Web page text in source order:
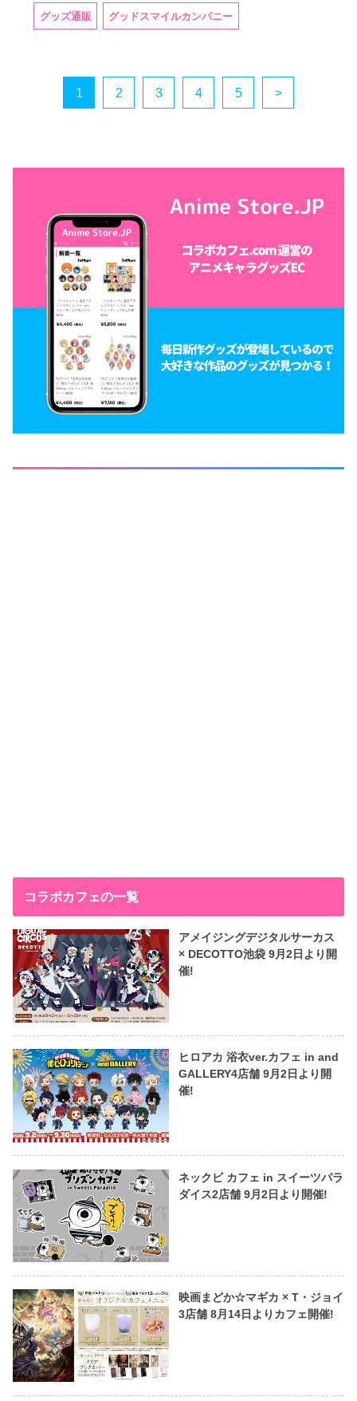
グッズ通販 グッドスマイルカンパニー
1 2 3 4 5 >
コラボカフェの一覧
アメイジングデジタルサーカス
× DECOTTO池袋 9月2日より開
催!
ヒロアカ 浴衣ver.カフェ in and
GALLERY4店舗 9月2日より開
催!
ネックビ カフェ in スイーツパラ
ダイス2店舗 9月2日より開催!
映画まどか☆マギカ × T・ジョイ
3店舗 8月14日よりカフェ開催!